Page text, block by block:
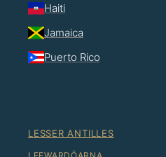
Haiti
Jamaica
Puerto Rico
LESSER ANTILLES